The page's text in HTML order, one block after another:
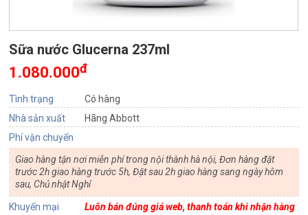
Sữa nước Glucerna 237ml
1.080.000đ
Tình trạng
Có hàng
Nhà sản xuất
Hãng Abbott
Phí vận chuyển
Giao hàng tận nơi miễn phí trong nội thành hà nội, Đơn hàng đặt
trước 2h giao hàng trước 5h, Đặt sau 2h giao hàng sang ngày hôm
sau, Chủ nhật Nghỉ
Khuyến mại Luôn bán đúng giá web, thanh toán khi nhận hàng